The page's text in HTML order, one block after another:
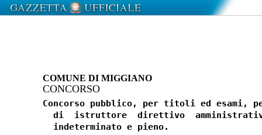
COMUNE DI MIGGIANO
CONCORSO
Concorso pubblico, per titoli ed esami,
di  istruttore  direttivo